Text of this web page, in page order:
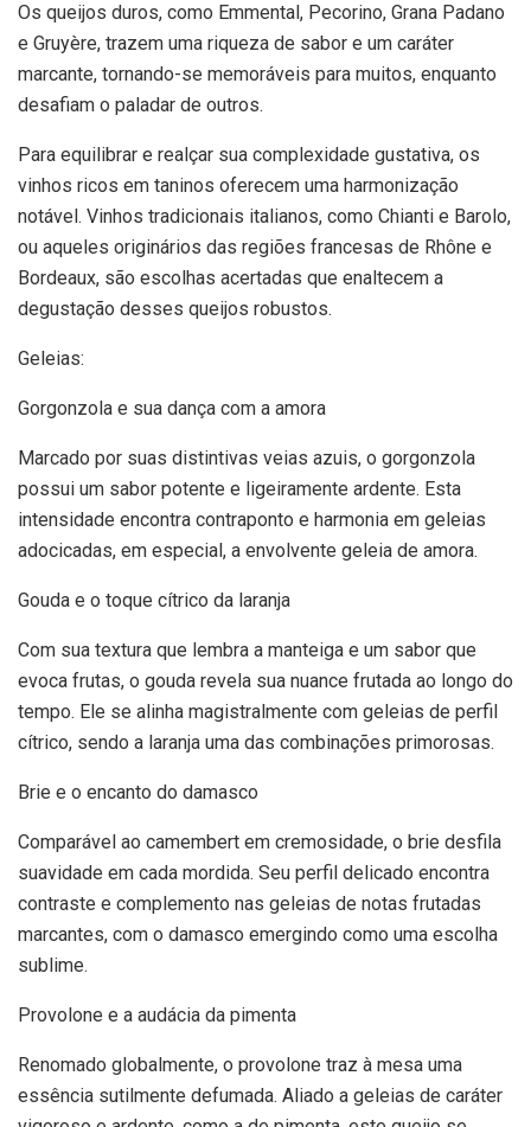
Os queijos duros, como Emmental, Pecorino, Grana Padano
e Gruyère, trazem uma riqueza de sabor e um caráter
marcante, tornando-se memoráveis para muitos, enquanto
desafiam o paladar de outros.
Para equilibrar e realçar sua complexidade gustativa, os
vinhos ricos em taninos oferecem uma harmonização
notável. Vinhos tradicionais italianos, como Chianti e Barolo,
ou aqueles originários das regiões francesas de Rhône e
Bordeaux, são escolhas acertadas que enaltecem a
degustação desses queijos robustos.
Geleias:
Gorgonzola e sua dança com a amora
Marcado por suas distintivas veias azuis, o gorgonzola
possui um sabor potente e ligeiramente ardente. Esta
intensidade encontra contraponto e harmonia em geleias
adocicadas, em especial, a envolvente geleia de amora.
Gouda e o toque cítrico da laranja
Com sua textura que lembra a manteiga e um sabor que
evoca frutas, o gouda revela sua nuance frutada ao longo do
tempo. Ele se alinha magistralmente com geleias de perfil
cítrico, sendo a laranja uma das combinações primorosas.
Brie e o encanto do damasco
Comparável ao camembert em cremosidade, o brie desfila
suavidade em cada mordida. Seu perfil delicado encontra
contraste e complemento nas geleias de notas frutadas
marcantes, com o damasco emergindo como uma escolha
sublime.
Provolone e a audácia da pimenta
Renomado globalmente, o provolone traz à mesa uma
essência sutilmente defumada. Aliado a geleias de caráter